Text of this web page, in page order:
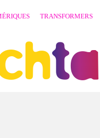
TRANSFORMERS